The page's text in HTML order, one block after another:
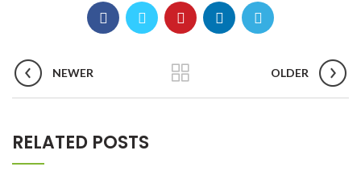
NEWER OLDER
RELATED POSTS